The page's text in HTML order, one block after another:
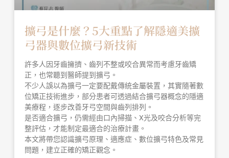
擴弓是什麼？5大重點了解隱適美擴
弓器與數位擴弓新技術
許多人因牙齒擁擠、齒列不整或咬合異常而考慮牙齒矯
正，也常聽到醫師提到擴弓。
不少人誤以為擴弓一定要配戴傳統金屬裝置，其實隨著數
位矯正技術進步，部分患者可透過結合擴弓器概念的隱適
美療程，逐步改善牙弓空間與齒列排列。
是否適合擴弓，仍需經由口內掃描、X光及咬合分析等完
整評估，才能制定最適合的治療計畫。
本文將帶您認識擴弓原理、適應症、數位擴弓特色及常見
問題，建立正確的矯正觀念。